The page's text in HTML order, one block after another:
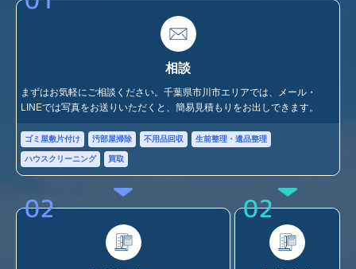
相談
まずはお気軽にご相談ください。千葉県市川市エリアでは、メール・
LINEでは写真をお送りいただくと、簡易見積もりをお出しできます。
ゴミ屋敷片付け 汚部屋掃除 不用品回収 生前整理・遺品整理
ハウスクリーニング 買取
02 02